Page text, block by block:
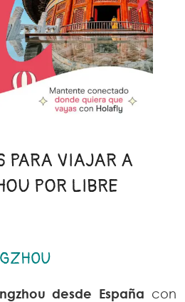
PARA VIAJAR A
POR LIBRE
desde España con